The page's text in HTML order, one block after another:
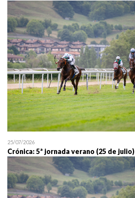
25/07/2026
Crónica: 5ª jornada verano (25 de julio)